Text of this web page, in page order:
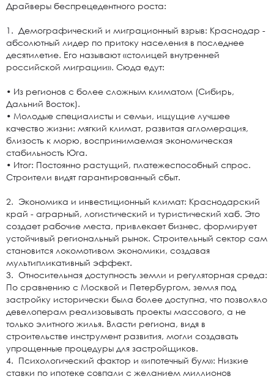
Драйверы беспрецедентного роста:
1. Демографический и миграционный взрыв: Краснодар -
абсолютный лидер по притоку населения в последнее
десятилетие. Его называют «столицей внутренней
российской миграции». Сюда едут:
• Из регионов с более сложным климатом (Сибирь,
Дальний Восток).
• Молодые специалисты и семьи, ищущие лучшее
качество жизни: мягкий климат, развитая агломерация,
близость к морю, воспринимаемая экономическая
стабильность Юга.
• Итог: Постоянно растущий, платежеспособный спрос.
Строители видят гарантированный сбыт.
2. Экономика и инвестиционный климат: Краснодарский
край - аграрный, логистический и туристический хаб. Это
создает рабочие места, привлекает бизнес, формирует
устойчивый региональный рынок. Строительный сектор сам
становится локомотивом экономики, создавая
мультипликативный эффект.
3. Относительная доступность земли и регуляторная среда:
По сравнению с Москвой и Петербургом, земля под
застройку исторически была более доступна, что позволяло
девелоперам реализовывать проекты массового, а не
только элитного жилья. Власти региона, видя в
строительстве инструмент развития, могли создавать
упрощенные процедуры для застройщиков.
4. Психологический фактор и «ипотечный бум»: Низкие
ставки по ипотеке совпали с желанием миллионов